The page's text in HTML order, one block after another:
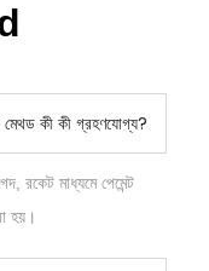
মেথড কী কী গ্রহণযোগ্য?
রকেট মাধ্যমে পেমেন্ট
হয়।